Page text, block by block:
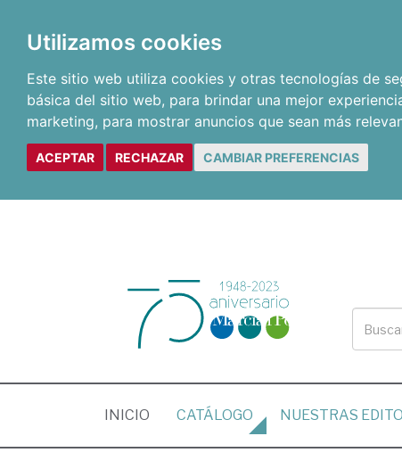
Utilizamos cookies
Este sitio web utiliza cookies y otras tecnologías de
básica del sitio web, para brindar una mejor
marketing, para mostrar anuncios que sean más
ACEPTAR RECHAZAR CAMBIAR PREFERENCIAS
INICIO (CURRENT)
CATÁLOGO NUESTRAS